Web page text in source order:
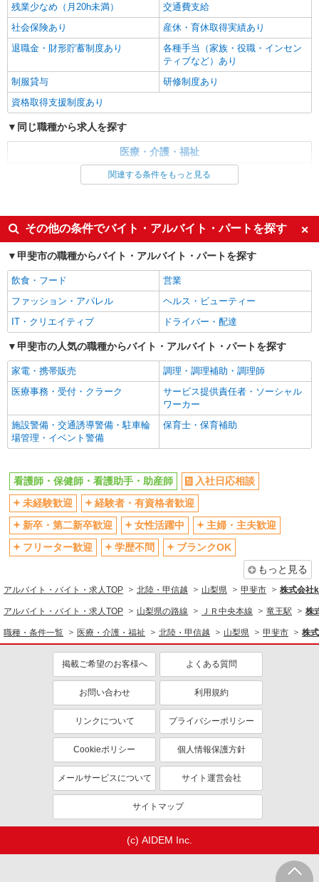
残業少なめ（月20h未満）
交通費支給
社会保険あり
産休・育休取得実績あり
退職金・財形貯蓄制度あり
各種手当（家族・役職・インセン
ティブなど）あり
制服貸与
研修制度あり
資格取得支援制度あり
同じ職種から求人を探す
医療・介護・福祉
看護師・保健師・看護助手・助産師
未経験歓迎
ミドル（40代～）活躍中
ボーナス・賞与あり
車通勤OK
交通費支給
社会保険あり
産休・育休取得実績あり
関連する条件をもっと見る
その他の条件でバイト・アルバイト・パートを探す
甲斐市の職種からバイト・アルバイト・パートを探す
飲食・フード
営業
ファッション・アパレル
ヘルス・ビューティー
IT・クリエイティブ
ドライバー・配達
甲斐市の人気の職種からバイト・アルバイト・パートを探す
家電・携帯販売
調理・調理補助・調理師
医療事務・受付・クラーク
サービス提供責任者・ソーシャル
ワーカー
施設警備・交通誘導警備・駐車輪
場管理・イベント警備
保育士・保育補助
看護師・保健師・看護助手・助産師
入社日応相談
未経験歓迎
経験者・有資格者歓迎
新卒・第二新卒歓迎
女性活躍中
主婦・主夫歓迎
フリーター歓迎
学歴不問
ブランクOK
もっと見る
アルバイト・バイト・求人TOP 北陸・甲信越 山梨県 甲斐市 株式会社
アルバイト・バイト・求人TOP 山梨県の路線 ＪＲ中央本線 竜王駅 株
職種・条件一覧 医療・介護・福祉 北陸・甲信越 山梨県 甲斐市 株
掲載ご希望のお客様へ よくある質問
お問い合わせ 利用規約
リンクについて プライバシーポリシー
Cookieポリシー 個人情報保護方針
メールサービスについて サイト運営会社
サイトマップ
(c) AIDEM Inc.